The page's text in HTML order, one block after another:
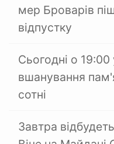
мер Броварів
відпустку
Сьогодні о
вшанування
сотні
Завтра